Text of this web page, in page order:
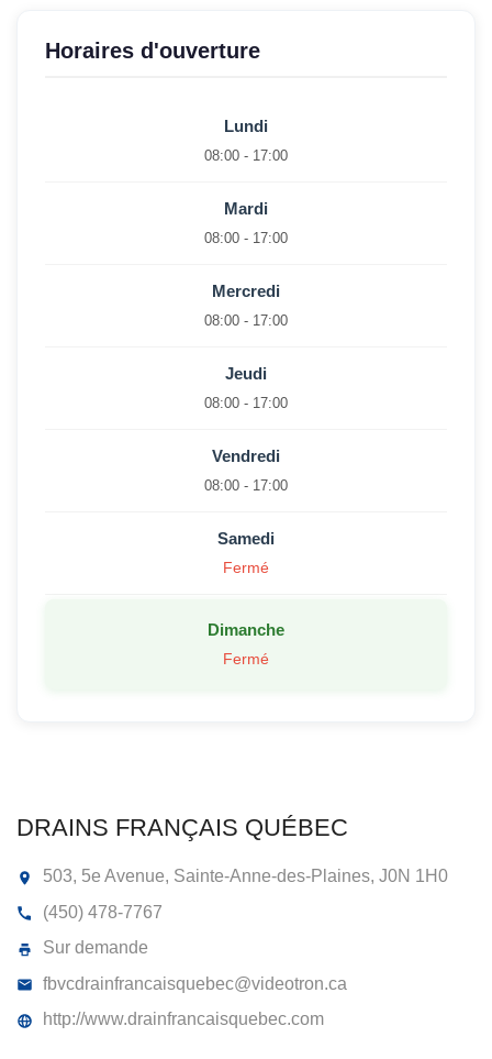
DRAINS FRANÇAIS QUÉBEC
Horaires d'ouverture
Lundi
08:00 - 17:00
Mardi
08:00 - 17:00
Mercredi
08:00 - 17:00
Jeudi
08:00 - 17:00
Vendredi
08:00 - 17:00
Samedi
Fermé
Dimanche
Fermé